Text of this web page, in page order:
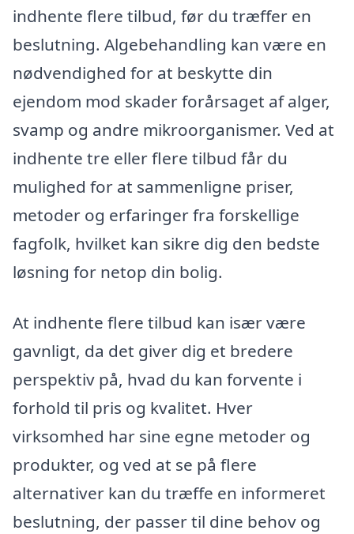
indhente flere tilbud, før du træffer en
beslutning. Algebehandling kan være en
nødvendighed for at beskytte din
ejendom mod skader forårsaget af alger,
svamp og andre mikroorganismer. Ved at
indhente tre eller flere tilbud får du
mulighed for at sammenligne priser,
metoder og erfaringer fra forskellige
fagfolk, hvilket kan sikre dig den bedste
løsning for netop din bolig.
At indhente flere tilbud kan især være
gavnligt, da det giver dig et bredere
perspektiv på, hvad du kan forvente i
forhold til pris og kvalitet. Hver
virksomhed har sine egne metoder og
produkter, og ved at se på flere
alternativer kan du træffe en informeret
beslutning, der passer til dine behov og